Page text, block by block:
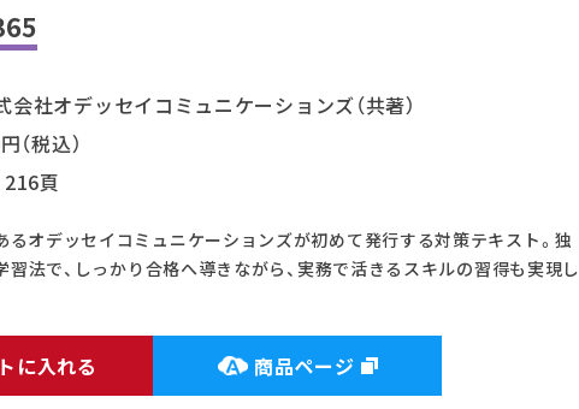
会社オデッセイコミュニケーションズ（共著）
（税込）
216頁
るオデッセイコミュニケーションズが初めて発行する対策テキスト。独
法で、しっかり合格へ導きながら、実務で活きるスキルの習得も実現し
に入れる 商品ページ